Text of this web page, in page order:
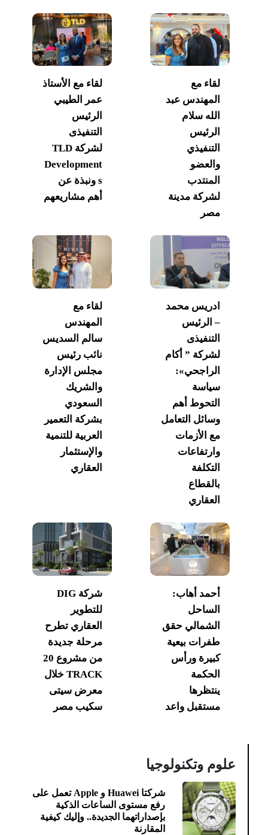
لقاء مع
المهندس عبد
الله سلام
الرئيس
التنفيذي
والعضو
المنتدب
لشركة مدينة
مصر
لقاء مع الأستاذ
عمر الطيبي
الرئيس
التنفيذى
لشركة TLD
Development
s ونبذة عن
أهم مشاريعهم
ادريس محمد
– الرئيس
التنفيذى
لشركة ” أكام
الراجحي»:
سياسة
التحوط أهم
وسائل التعامل
مع الأزمات
وارتفاعات
التكلفة
بالقطاع
العقاري
لقاء مع
المهندس
سالم السديس
نائب رئيس
مجلس الإدارة
والشريك
السعودي
بشركة التعمير
العربية للتنمية
والإستثمار
العقاري
أحمد أهاب:
الساحل
الشمالي حقق
طفرات بيعية
كبيرة ورأس
الحكمة
ينتظرها
مستقبل واعد
شركة DIG
للتطوير
العقاري تطرح
مرحلة جديدة
من مشروع 20
TRACK خلال
معرض سيتى
سكيب مصر
علوم وتكنولوجيا
شركتا Huawei و Apple تعمل على
رفع مستوى الساعات الذكية
بإصداراتهما الجديدة.. وإليك كيفية
المقارنة